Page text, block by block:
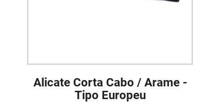
Alicate Corta Cabo / Arame -
Tipo Europeu